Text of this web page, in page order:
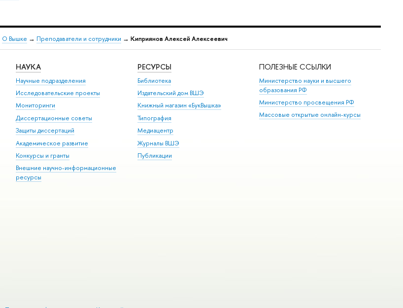
О Вышке → Преподаватели и сотрудники → Киприянов Алексей Алексеевич
НАУКА
Научные подразделения
Исследовательские проекты
Мониторинги
Диссертационные советы
Защиты диссертаций
Академическое развитие
Конкурсы и гранты
Внешние научно-информационные
ресурсы
РЕСУРСЫ
Библиотека
Издательский дом ВШЭ
Книжный магазин «БукВышка»
Типография
Медиацентр
Журналы ВШЭ
Публикации
ПОЛЕЗНЫЕ ССЫЛКИ
Министерство науки и высшего
образования РФ
Министерство просвещения РФ
Массовые открытые онлайн-курсы